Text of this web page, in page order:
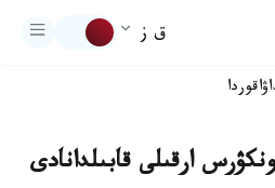
ق ز
اقوردا
ارقىلى قابىلدانادى